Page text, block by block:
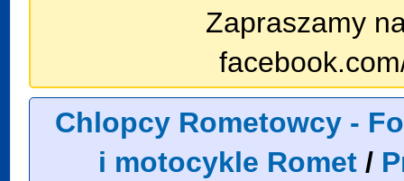
Zapraszamy
Chlopcy Rometowcy -
i motocykle Romet /